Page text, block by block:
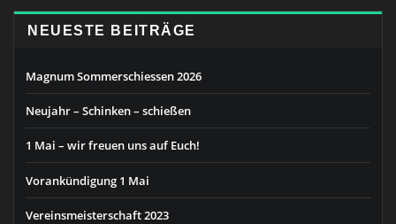
NEUESTE BEITRÄGE
Magnum Sommerschiessen 2026
Neujahr – Schinken – schießen
1 Mai – wir freuen uns auf Euch!
Vorankündigung 1 Mai
Vereinsmeisterschaft 2023